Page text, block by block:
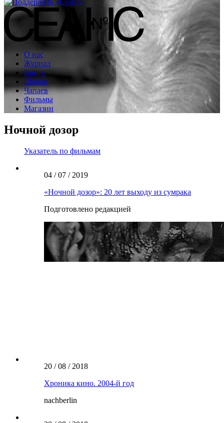
О нас
Журнал
Книги
Школа
Чапаев
Фильмы
Магазин
Ночной дозор
Указатель по фильмам
04 / 07 / 2019
«Ночной дозор»: 20 лет выходу из сумрака
Подготовлено редакцией
20 / 08 / 2018
Хроника кино. 2004-й год
nachberlin